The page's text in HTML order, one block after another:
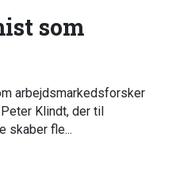
som
arbejdsmarkedsforsker
Klindt, der til
skaber fle...